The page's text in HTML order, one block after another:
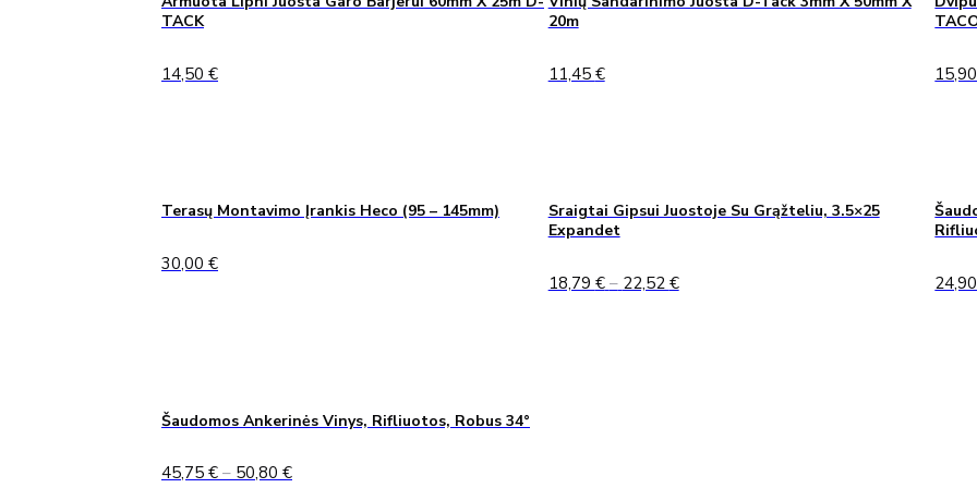
TACK
14,50 €
20m
11,45 €
Terasų Montavimo Įrankis Heco (95 – 145mm)
30,00 €
Sraigtai Gipsui Juostoje Su Grąžteliu, 3.5×25
Expandet
18,79 € – 22,52 €Price
Šaudomos Ankerinės Vinys, Rifliuotos, Robus 34°
45,75 € – 50,80 €Price